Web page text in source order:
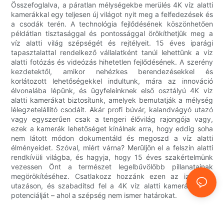
Összefoglalva, a páratlan mélységekbe merülés 4K víz alatti
kamerákkal egy teljesen új világot nyit meg a felfedezések és
a csodák terén. A technológia fejlődésének köszönhetően
példátlan tisztasággal és pontossággal örökíthetjük meg a
víz alatti világ szépségét és rejtélyeit. 15 éves iparági
tapasztalattal rendelkező vállalatként tanúi lehettünk a víz
alatti fotózás és videózás hihetetlen fejlődésének. A szerény
kezdetektől, amikor nehézkes berendezésekkel és
korlátozott lehetőségekkel indultunk, mára az innováció
élvonalába lépünk, és ügyfeleinknek első osztályú 4K víz
alatti kamerákat biztosítunk, amelyek bemutatják a mélység
lélegzetelállító csodáit. Akár profi búvár, kalandvágyó utazó
vagy egyszerűen csak a tengeri élővilág rajongója vagy,
ezek a kamerák lehetőséget kínálnak arra, hogy eddig soha
nem látott módon dokumentáld és megoszd a víz alatti
élményeidet. Szóval, miért várna? Merüljön el a felszín alatti
rendkívüli világba, és hagyja, hogy 15 éves szakértelmünk
vezessen Önt a természet legelbűvölőbb pillanatainak
megörökítéséhez. Csatlakozz hozzánk ezen az izgalmas
utazáson, és szabadítsd fel a 4K víz alatti kamerák teljes
potenciálját – ahol a szépség nem ismer határokat.